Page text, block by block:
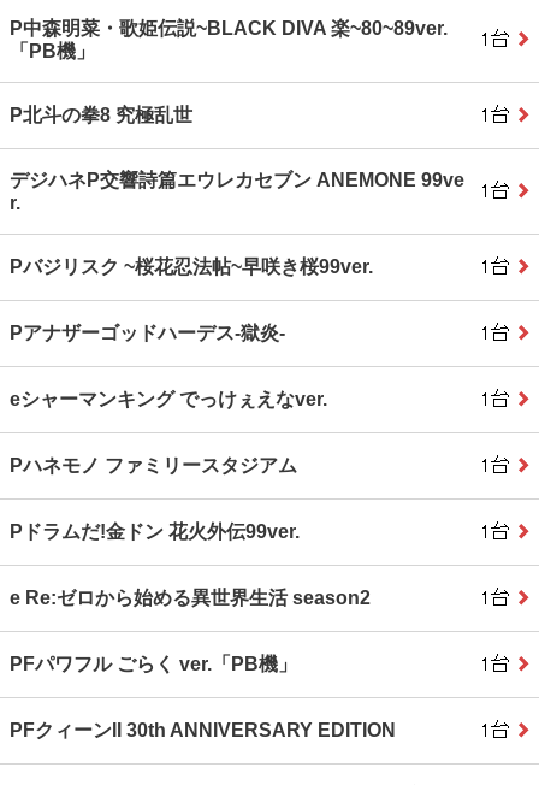
P中森明菜・歌姫伝説~BLACK DIVA 楽~80~89ver.
「PB機」
P北斗の拳8 究極乱世
デジハネP交響詩篇エウレカセブン ANEMONE 99ve
r.
Pバジリスク ~桜花忍法帖~早咲き桜99ver.
Pアナザーゴッドハーデス‐獄炎‐
eシャーマンキング でっけぇえなver.
Pハネモノ ファミリースタジアム
Pドラムだ!金ドン 花火外伝99ver.
e Re:ゼロから始める異世界生活 season2
PFパワフル ごらく ver.「PB機」
PFクィーンII 30th ANNIVERSARY EDITION